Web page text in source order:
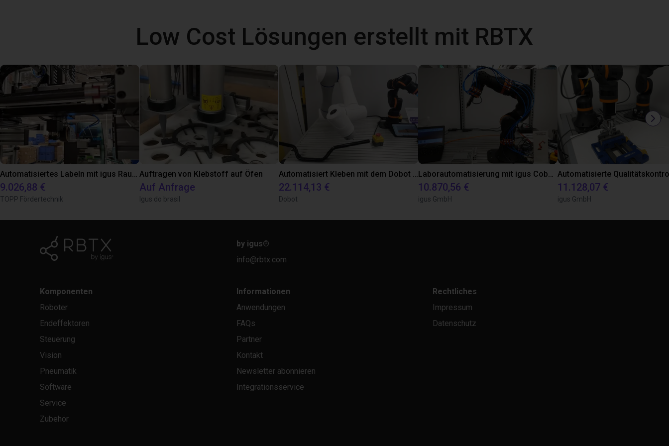
Low Cost Lösungen erstellt mit RBTX
Automatisiertes Labeln mit igus Raumpotal Roboter
9.026,88 €
TOPP Fördertechnik
Auftragen von Klebstoff auf Öfen
Auf Anfrage
Igus do brasil
Automatisiert Kleben mit dem Dobot CR5A
22.114,13 €
Dobot
Laborautomatisierung mit igus Cobot ReBeL 6DOF
10.870,56 €
igus GmbH
11.128,07 €
igus GmbH
by igus®
info@rbtx.com
Komponenten
Roboter
Endeffektoren
Steuerung
Vision
Pneumatik
Software
Service
Zubehör
Informationen
Anwendungen
FAQs
Partner
Kontakt
Newsletter abonnieren
Integrationsservice
Rechtliches
Impressum
Datenschutz